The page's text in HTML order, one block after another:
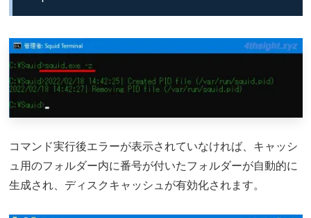
コマンド実行後エラーが表示されていなければ、キャッシ
ュ用のフォルダー内に番号が付いたフォルダーが自動的に
生成され、ディスクキャッシュが有効化されます。